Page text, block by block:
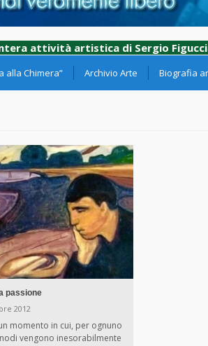
attività artistica di Sergio
alla Chimera” Archivio Arte Biografia
passione
2012
momento in cui, per ognuno
vengono inesorabilmente